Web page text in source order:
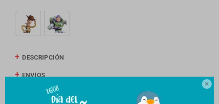

DESCRIPCIÓN
ENVÍOS
CAMBIOS Y DEVOLUCIONES